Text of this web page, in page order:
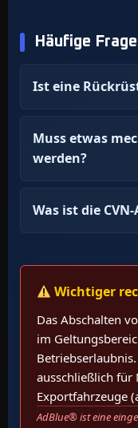
Häufige
Ist eine
Muss etwas
werden?
Was ist die
Wichtiger
Das Abschalten
im
ausschließlich für
Exportfahrzeuge
AdBlue® ist eine